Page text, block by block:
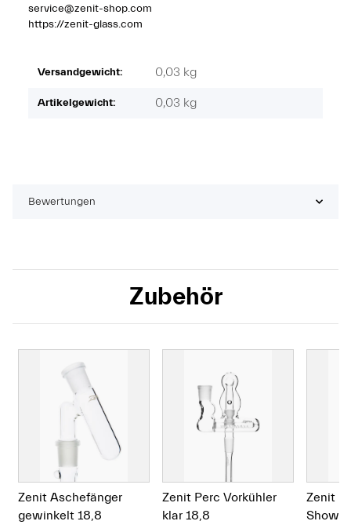
service@zenit-shop.com
https://zenit-glass.com
Versandgewicht: 0,03 kg
Artikelgewicht: 0,03 kg
Bewertungen
Zubehör
Zenit Aschefänger
gewinkelt 18,8
Zenit Perc Vorkühler
klar 18,8
Zenit